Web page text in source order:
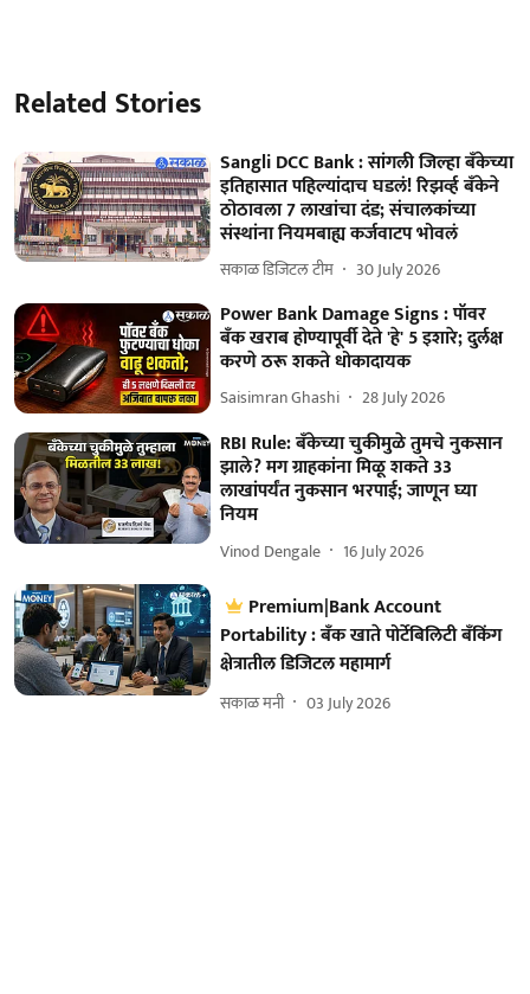
Related Stories
Sangli DCC Bank : सांगली जिल्हा बँकेच्या
इतिहासात पहिल्यांदाच घडलं! रिझर्व्ह बँकेने
ठोठावला 7 लाखांचा दंड; संचालकांच्या
संस्थांना नियमबाह्य कर्जवाटप भोवलं
सकाळ डिजिटल टीम 30 July 2026
Power Bank Damage Signs : पॉवर
बँक खराब होण्यापूर्वी देते 'हे' 5 इशारे; दुर्लक्ष
करणे ठरू शकते धोकादायक
Saisimran Ghashi 28 July 2026
RBI Rule: बँकेच्या चुकीमुळे तुमचे नुकसान
झाले? मग ग्राहकांना मिळू शकते 33
लाखांपर्यंत नुकसान भरपाई; जाणून घ्या
नियम
Vinod Dengale 16 July 2026
Premium|Bank Account
Portability : बँक खाते पोर्टेबिलिटी बँकिंग
क्षेत्रातील डिजिटल महामार्ग
सकाळ मनी 03 July 2026